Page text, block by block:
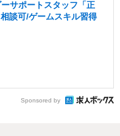
サポートスタッフ「正
談可/ゲームスキル習得
Sponsored by